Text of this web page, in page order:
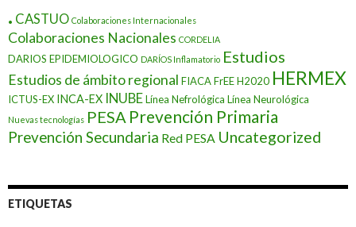
. CASTUO Colaboraciones Internacionales
Colaboraciones Nacionales CORDELIA
DARIOS EPIDEMIOLOGICO DARÍOS Inflamatorio Estudios
Estudios de ámbito regional FIACAFrEEH2020 HERMEX
ICTUS-EX INCA-EX INUBELínea Nefrológica Línea Neurológica
Nuevas tecnologías PESA Prevención Primaria
Prevención Secundaria Red PESA Uncategorized
ETIQUETAS